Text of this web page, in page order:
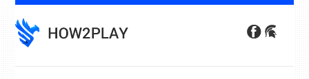
to
content